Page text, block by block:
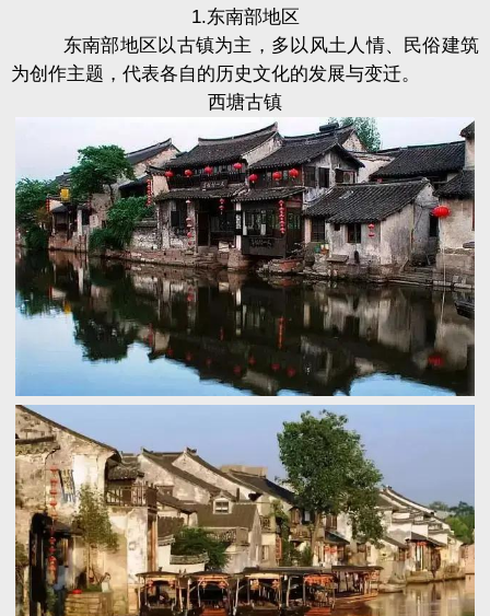
1.东南部地区
东南部地区以古镇为主，多以风土人情、民俗建筑
为创作主题，代表各自的历史文化的发展与变迁。
西塘古镇